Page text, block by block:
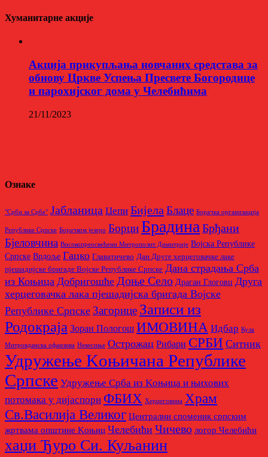
Хуманитарне акције
Aкција прикупљања новчаних средстава за
обнову Цркве Успења Пресвете Богородице
и парохијског дома у Челебићима
21/11/2023
Ознаке
"Срби за Србе" Јабланица Џепи Бијела Блаце Борачкa организацијa
Републике Српске Борачком језеро Борци Брадина Брђани
Бјеловчина Високопреосвећени Митрополит Димитрије Војска Републике
Српске Врдоље Гацко Главатичево Дан Друге херцеговачке лаке
пјешадијске бригаде Војске Републике Српске Дана страдања Срба
из Коњица Добригошће Доње Село Драган Глоговц Друга
херцеговачка лака пјешадијска бригада Војске
Републике Српске Загорице Записи из
Родoкраја Зоран Пологош ИМОВИНА Идбар Кула
Митровданска офанзива Невесињe Острожац Рибари СРБИ Ситник
Удружење Kоњичана Републике
Српске Удружење Срба из Kоњица и њихових
потомака у дијаспори ФБИХ Херцеговина Храм
Св.Василија Великог Централни споменик српским
жртвама општине Kоњиц Челебићи Чичево логор Челебићи
хаџи Ђуро Си. Куљанин